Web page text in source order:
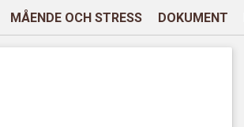
MÅENDE OCH STRESS DOKUMENT